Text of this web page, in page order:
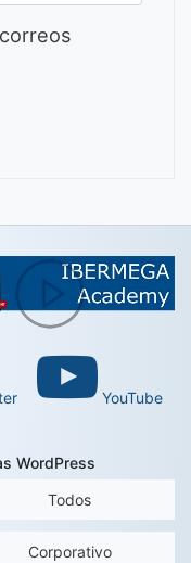
YouTube
WordPress
Todos
Corporativo